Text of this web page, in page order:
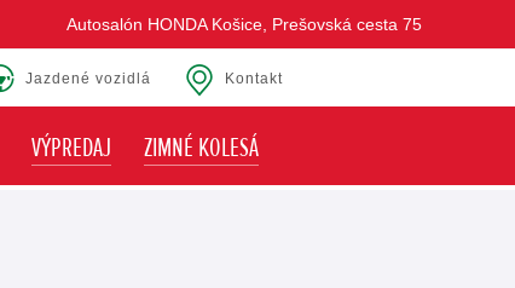
Autosalón HONDA Košice, Prešovská cesta 75
VÝPREDAJ ZIMNÉ KOLESÁ
Jazdené vozidlá Kontakt